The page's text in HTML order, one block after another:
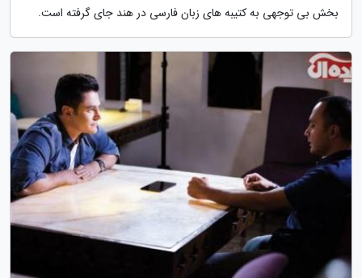
بخش بی توجهی به کتیبه های زبان فارسی در هند جای گرفته است.